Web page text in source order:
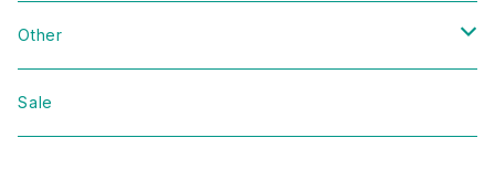
Domestic
Jacket
Vintage
Domestic
Other
bag
Sale